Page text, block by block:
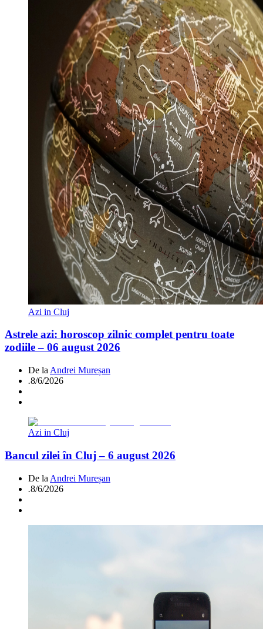
Azi in Cluj
Astrele azi: horoscop zilnic complet pentru toate
zodiile – 06 august 2026
De la Andrei Mureșan
.8/6/2026
Azi in Cluj
Bancul zilei în Cluj – 6 august 2026
De la Andrei Mureșan
.8/6/2026